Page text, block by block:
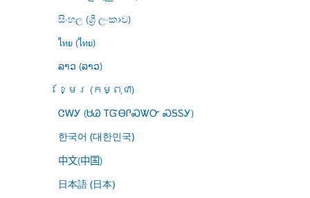
සිංහල (ශ්‍රී ලංකාව)
ไทย (ไทย)
ລາວ (ລາວ)
ខ្មែរ (កម្ពុជា)
ᏣᎳᎩ (ᏌᏊ ᎢᏳᎾᎵᏍᏔᏅ ᏍᎦᏚᎩ)
한국어 (대한민국)
中文(中国)
日本語 (日本)